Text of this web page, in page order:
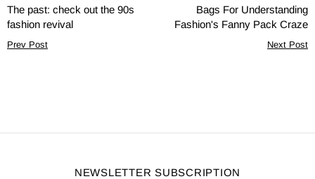
The past: check out the 90s
fashion revival
Prev Post
Bags For Understanding
Fashion's Fanny Pack Craze
Next Post
NEWSLETTER SUBSCRIPTION